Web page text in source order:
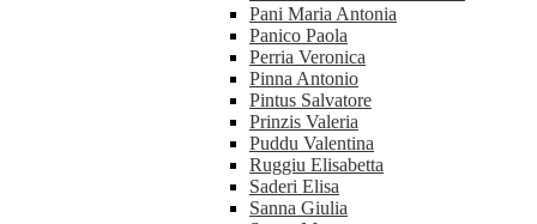
Pani Maria Antonia
Panico Paola
Perria Veronica
Pinna Antonio
Pintus Salvatore
Prinzis Valeria
Puddu Valentina
Ruggiu Elisabetta
Saderi Elisa
Sanna Giulia